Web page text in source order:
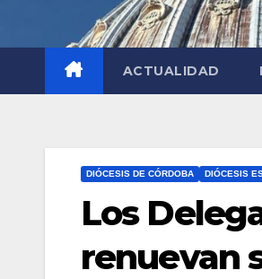
ACTUALIDAD
DIÓCESIS DE CÓRDOBA DIÓCESIS
Los
renuevan